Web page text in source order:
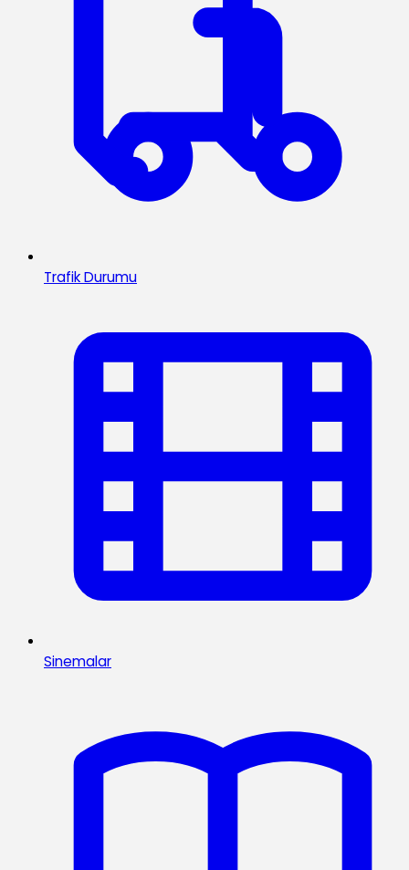
Trafik Durumu
Sinemalar